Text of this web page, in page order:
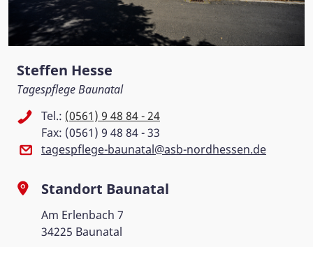
Steffen Hesse
Tagespflege Baunatal
Tel.: (0561) 9 48 84 - 24
Fax: (0561) 9 48 84 - 33
tagespflege-baunatal@asb-nordhessen.de
Standort Baunatal
Am Erlenbach 7
34225 Baunatal